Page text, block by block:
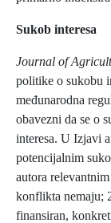
Sukob interesa
Journal of
politike o sukobu
međunarodna
obavezni da se o
interesa. U Izjavi
potencijalnim
autora
konflikta nemaju;
finansiran,